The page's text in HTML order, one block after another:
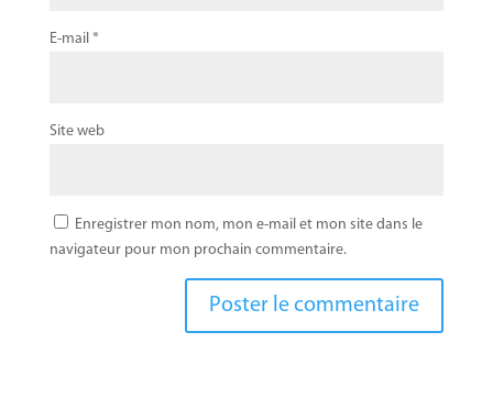
E-mail *
Site web
Enregistrer mon nom, mon e-mail et mon site dans le
navigateur pour mon prochain commentaire.